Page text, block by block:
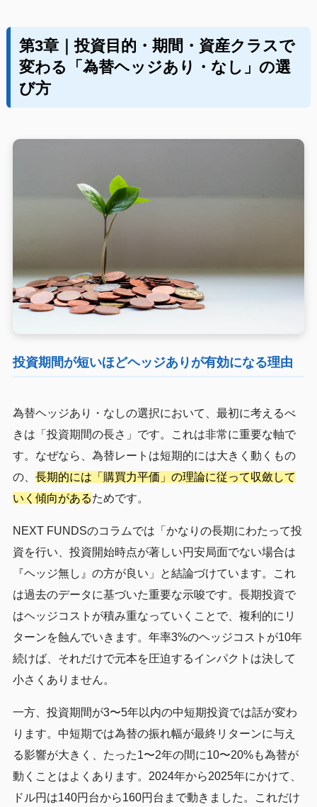
第3章｜投資目的・期間・資産クラスで
変わる「為替ヘッジあり・なし」の選
び方
投資期間が短いほどヘッジありが有効になる理由
為替ヘッジあり・なしの選択において、最初に考えるべ
きは「投資期間の長さ」です。これは非常に重要な軸で
す。なぜなら、為替レートは短期的には大きく動くもの
の、 長期的には「購買力平価」の理論に従って収斂して
いく傾向があるためです。
NEXT FUNDSのコラムでは「かなりの長期にわたって投
資を行い、投資開始時点が著しい円安局面でない場合は
『ヘッジ無し』の方が良い」と結論づけています。これ
は過去のデータに基づいた重要な示唆です。長期投資で
はヘッジコストが積み重なっていくことで、複利的にリ
ターンを蝕んでいきます。年率3%のヘッジコストが10年
続けば、それだけで元本を圧迫するインパクトは決して
小さくありません。
一方、投資期間が3〜5年以内の中短期投資では話が変わ
ります。中短期では為替の振れ幅が最終リターンに与え
る影響が大きく、たった1〜2年の間に10〜20%も為替が
動くことはよくあります。2024年から2025年にかけて、
ドル円は140円台から160円台まで動きました。これだけ